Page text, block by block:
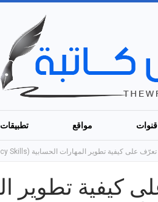
قنوات مواقع تطبيقات
تعرّف على كيفية تطوير المهارات الحسابية (Numeracy Skills) للأطفال!